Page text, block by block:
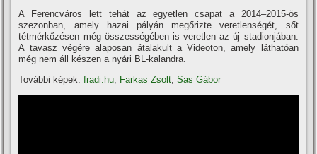
A Ferencváros lett tehát az egyetlen csapat a 2014–2015-ös
szezonban, amely hazai pályán megőrizte veretlenségét, sőt
tétmérkőzésen még összességében is veretlen az új stadionjában.
A tavasz végére alaposan átalakult a Videoton, amely láthatóan
még nem áll készen a nyári BL-kalandra.
További képek:fradi.hu, Farkas Zsolt,Sas Gábor